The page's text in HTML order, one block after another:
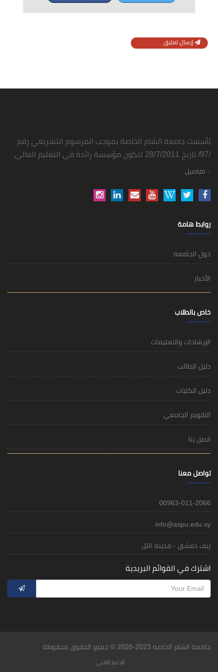
إرسال تعليق
تأسست جامعة الشام الخاصة بموجب المرسوم التشريعي رقم
/97/ تاريخ 28/7/2011 لتكون مؤسسة رائدة في التعليم العالي.
تفاصيل
روابط هامة
حول الجامعة
الأخبار
خاص بالطلاب
الإرشادات والتعليمات
دليل الطالب
دليل الكليات
التقويم الجامعي
اتصل بنا
تواصل معنا
00963-011-2066
info@aspu.edu.sy
ريف دمشق - مدينة التل
اشترك في القوائم البريدية
جامعة الشام الخاصة 2023-2026 © جميع الحقوق محفوظة
الدعم الفني